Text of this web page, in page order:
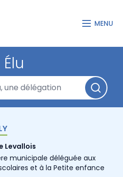
MENU
Élu
Levallois
municipale déléguée aux
et à la Petite enfance